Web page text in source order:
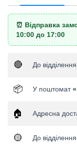
⏰ Відправка
10:00 до 17:00
🔴 До відділення
📦 У поштомат
🏠 Адресна
🟡 До відділення